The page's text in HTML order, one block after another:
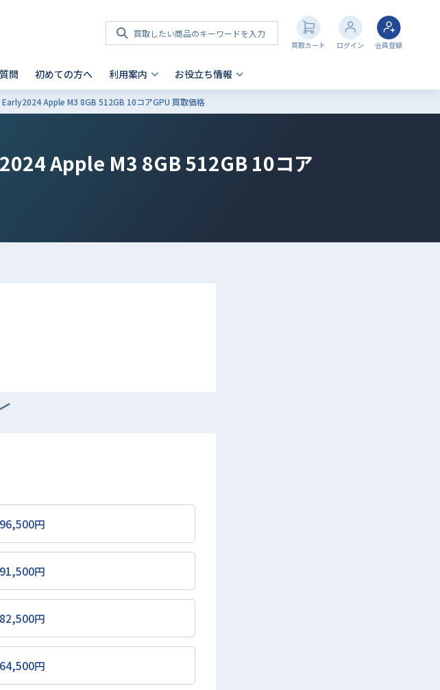
買取カート ログイン 会員登録
- AirPods
問 初めての方へ 利用案内 お役立ち情報
Apple M3 8GB 512GB 10コアGPU 買取価格
Apple M3 8GB 512GB 10コア
96,500円
91,500円
82,500円
64,500円